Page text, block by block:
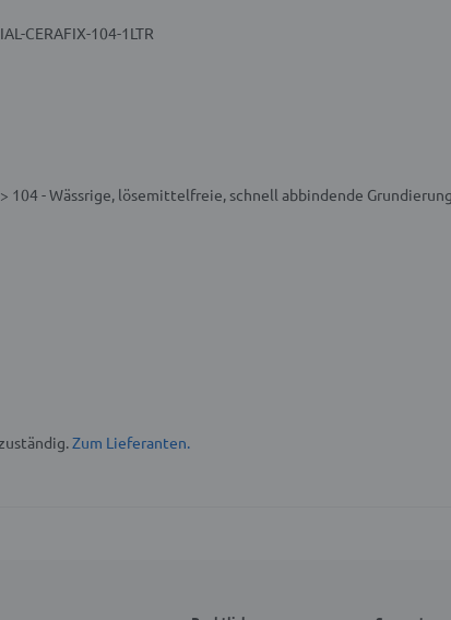
CERAFIX-104-1LTR
104 - Wässrige, lösemittelfreie, schnell abbindende
Zum Lieferanten.